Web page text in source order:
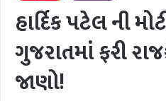
હાર્દિક પટેલ ની
ગુજરાતમાં ફરી
જાણો!